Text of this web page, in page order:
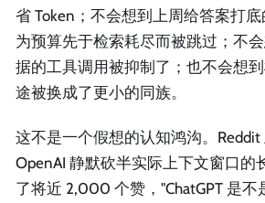
省 Token；不会想到上周给答案打
为预算先于检索耗尽而被跳过；不
据的工具调用被抑制了；也不会想
途被换成了更小的同族。
这不是一个假想的认知鸿沟。
OpenAI 静默砍半实际上下文窗口的
了将近 2,000 个赞，"ChatGPT 是不